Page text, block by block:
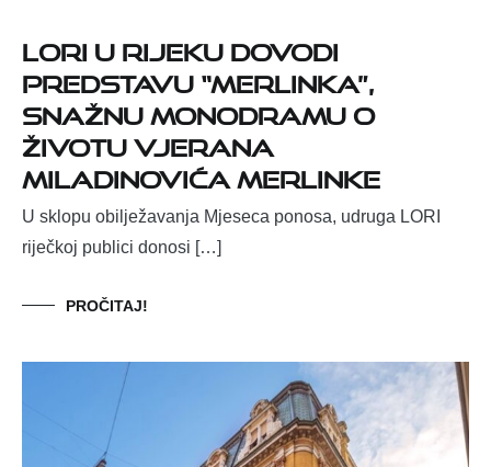
LORI u Rijeku dovodi
predstavu “Merlinka”,
snažnu monodramu o
životu Vjerana
Miladinovića Merlinke
U sklopu obilježavanja Mjeseca ponosa, udruga LORI
riječkoj publici donosi […]
PROČITAJ!